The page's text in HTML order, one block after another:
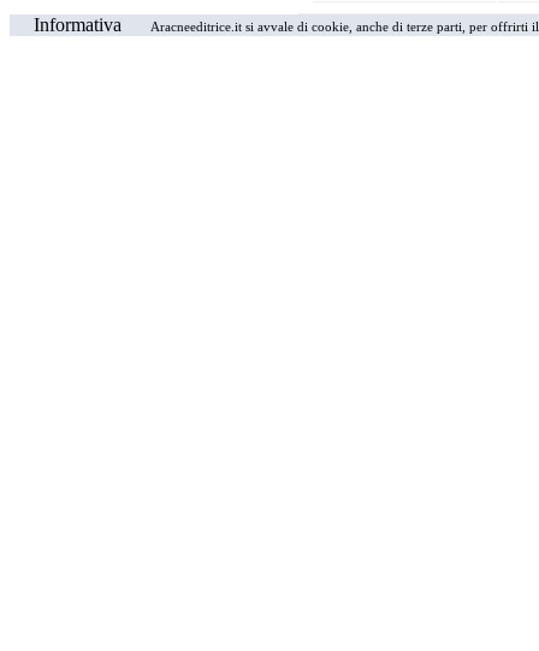
Informativa
Aracneeditrice.it si avvale di cookie, anche di terze parti, per